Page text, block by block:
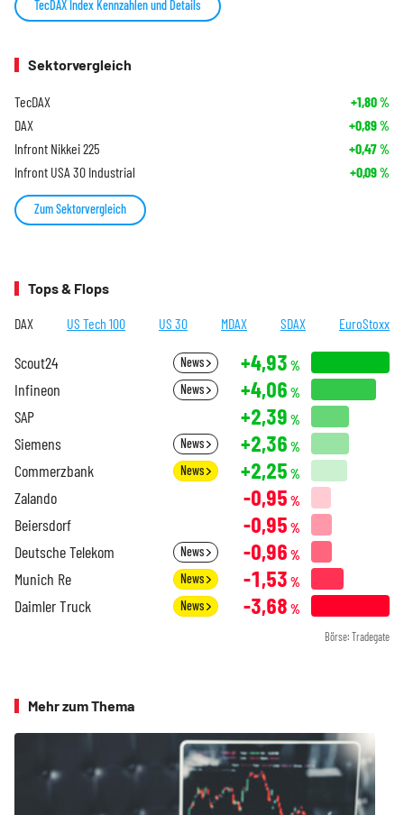
TecDAX Index Kennzahlen und Details
Sektorvergleich
TecDAX +1,80%
DAX +0,89%
Infront Nikkei 225 +0,47%
Infront USA 30 Industrial +0,09%
Zum Sektorvergleich
Tops & Flops
DAX US Tech 100 US 30 MDAX SDAX EuroStoxx
Scout24 News +4,93 %
Infineon News +4,06 %
SAP +2,39 %
Siemens News +2,36 %
Commerzbank News +2,25 %
Zalando -0,95 %
Beiersdorf -0,95 %
Deutsche Telekom News -0,96 %
Munich Re News -1,53 %
Daimler Truck News -3,68 %
Börse: Tradegate
Mehr zum Thema